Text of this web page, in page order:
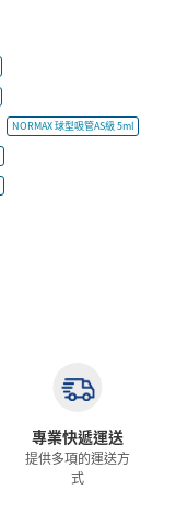
NORMAX 球型吸管AS級 5ml
專業快遞運送
提供多項的運送方
式